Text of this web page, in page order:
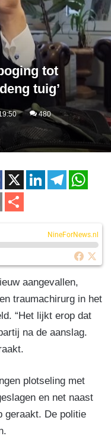
tot
tuig’
480
F
a
c
e
o
o
k
X
Li
e
n
T
gr
a
m
s
A
p
E
aile
NineForNews.nl
aangevallen,
traumachirurg in het
“Het lijkt erop dat
na de aanslag.
plotseling met
en net naast
geraakt. De politie